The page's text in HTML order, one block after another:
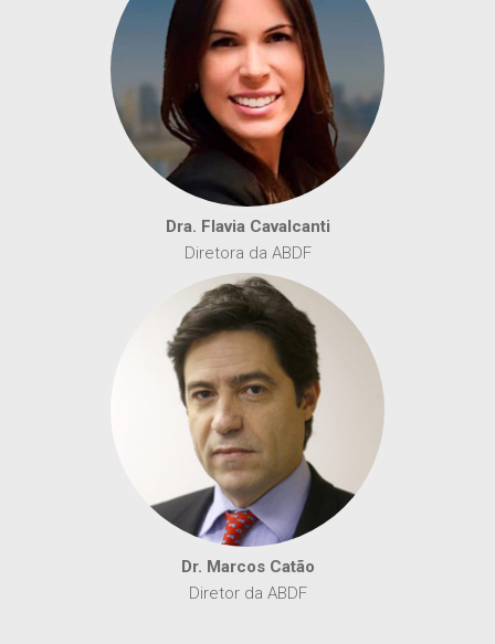
Dra. Flavia Cavalcanti
Diretora da ABDF
Dr. Marcos Catão
Diretor da ABDF